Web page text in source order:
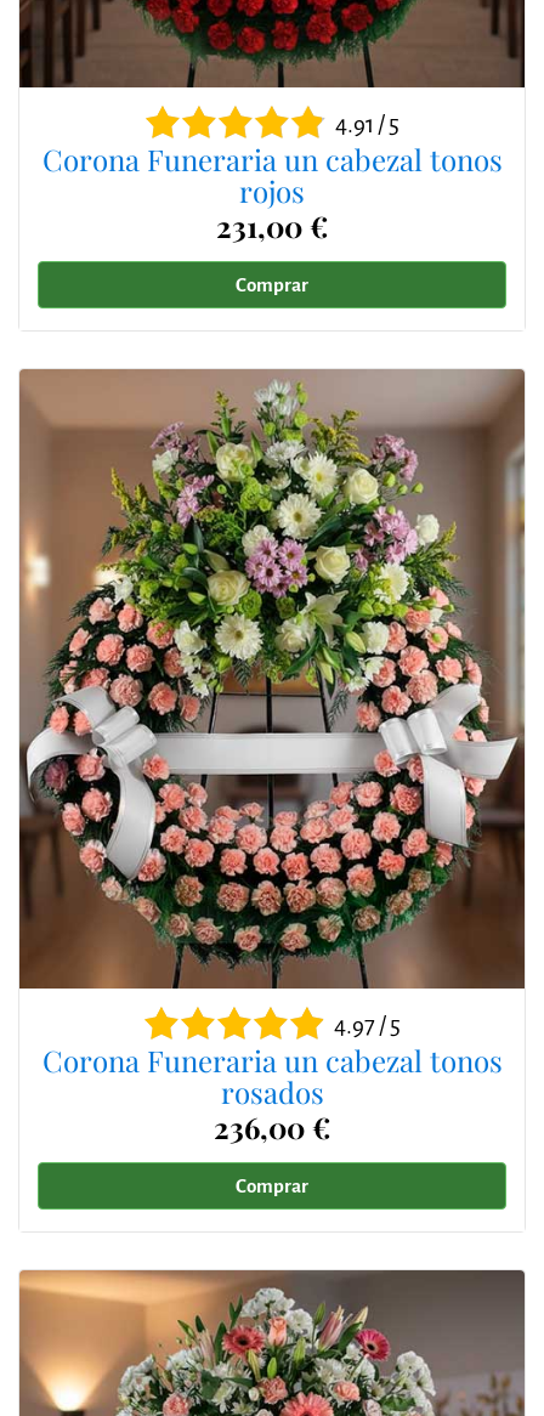
4.91 / 5
Corona Funeraria un cabezal tonos
rojos
231,00 €
Comprar
4.97 / 5
Corona Funeraria un cabezal tonos
rosados
236,00 €
Comprar